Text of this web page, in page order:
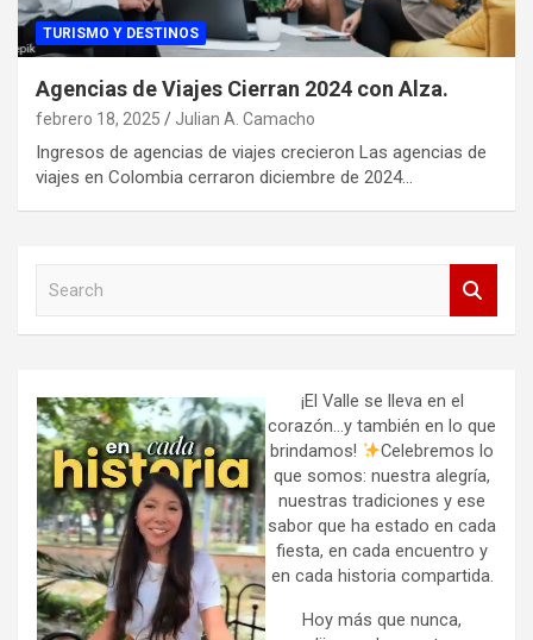
TURISMO Y DESTINOS
Agencias de Viajes Cierran 2024 con Alza.
febrero 18, 2025 Julian A. Camacho
Ingresos de agencias de viajes crecieron Las agencias de
viajes en Colombia cerraron diciembre de 2024…
h
¡El Valle se lleva en el
corazón…y también en lo que
brindamos!
Celebremos lo
que somos: nuestra alegría,
nuestras tradiciones y ese
sabor que ha estado en cada
fiesta, en cada encuentro y
en cada historia compartida.
Hoy más que nunca,